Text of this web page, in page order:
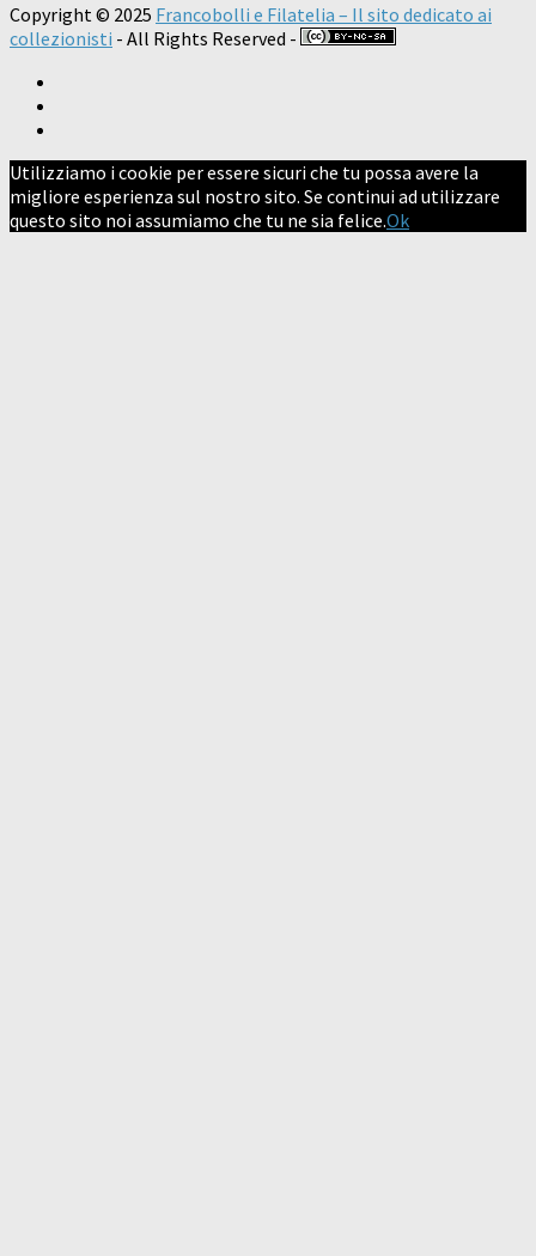
Copyright © 2025 Francobolli e Filatelia – Il sito dedicato ai
collezionisti - All Rights Reserved -
Utilizziamo i cookie per essere sicuri che tu possa avere la
migliore esperienza sul nostro sito. Se continui ad utilizzare
questo sito noi assumiamo che tu ne sia felice.Ok